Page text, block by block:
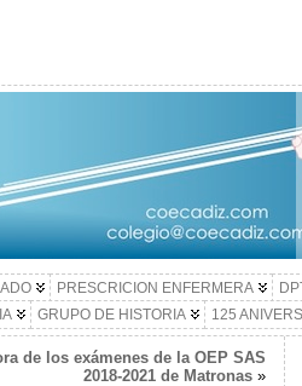
PRESCRICION ENFERMERA
GRUPO DE HISTORIA 125
de los exámenes de la OEP SAS
2018-2021 de Matronas»